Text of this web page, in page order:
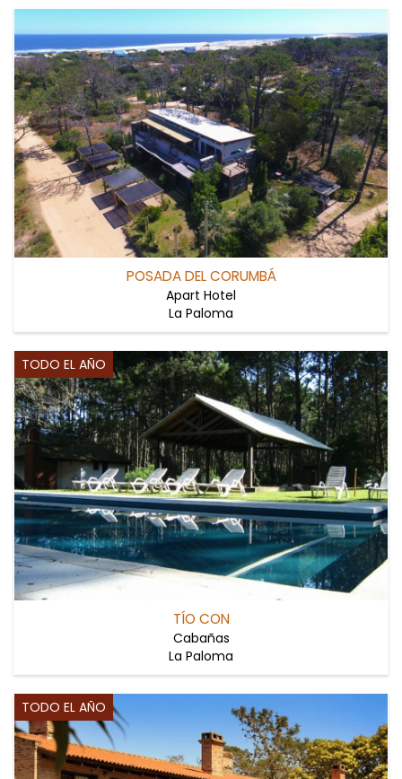
POSADA DEL CORUMBÁ
Apart Hotel
La Paloma
TODO EL AÑO
TÍO CON
Cabañas
La Paloma
TODO EL AÑO